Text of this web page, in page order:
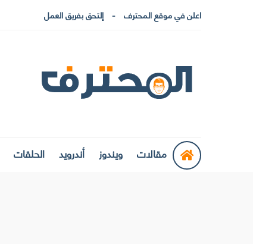
اعلن في موقع المحترف إلتحق بفريق العمل
مقالات ويندوز أندرويد الحلقات